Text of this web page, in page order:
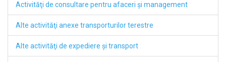
Activităţi de consultare pentru afaceri şi management
Alte activităţi anexe transporturilor terestre
Alte activităţi de expediere şi transport